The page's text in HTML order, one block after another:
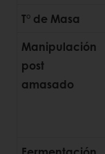
T° de Masa
Manipulación
post
amasado